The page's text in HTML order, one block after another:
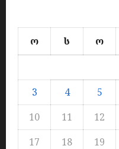
ო ს ო
3
4 5
10
11 12
17
18 19